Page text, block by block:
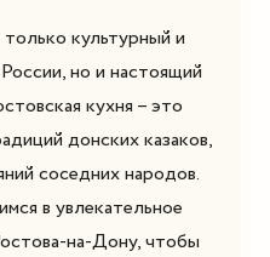
культурный и
но и настоящий
кухня – это
донских казаков,
соседних народов.
в увлекательное
на-Дону, чтобы